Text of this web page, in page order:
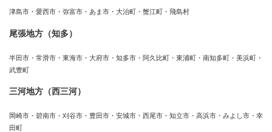
津島市・愛西市・弥富市・あま市・大治町・蟹江町・飛島村
尾張地方（知多）
半田市・常滑市・東海市・大府市・知多市・阿久比町・東浦町・南知多町・美浜町・
武豊町
三河地方（西三河）
岡崎市・碧南市・刈谷市・豊田市・安城市・西尾市・知立市・高浜市・みよし市・幸
田町